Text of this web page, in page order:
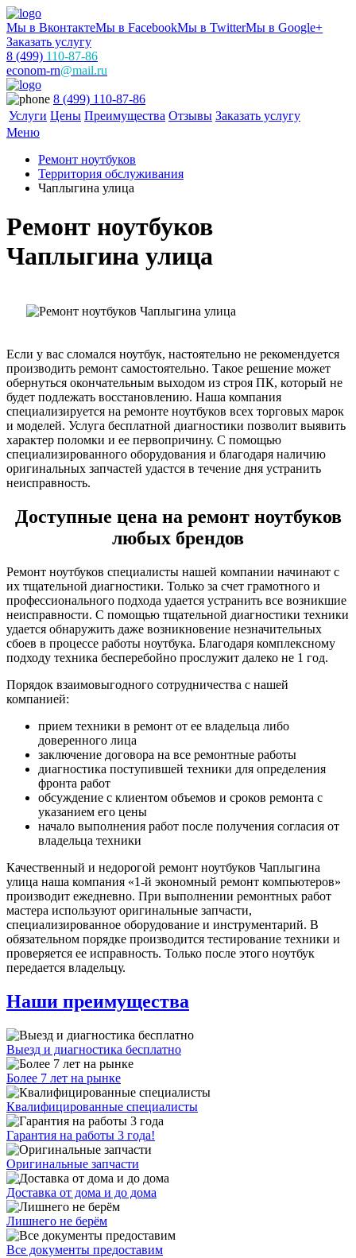
Мы в ВконтактеМы в FacebookМы в TwitterМы в Google+
Заказать услугу
8 (499) 110-87-86
econom-rn@mail.ru
8 (499) 110-87-86
Услуги Цены Преимущества Отзывы Заказать услугу
Меню
Ремонт ноутбуков
Территория обслуживания
Чаплыгина улица
Ремонт ноутбуков
Чаплыгина улица
Если у вас сломался ноутбук, настоятельно не рекомендуется
производить ремонт самостоятельно. Такое решение может
обернуться окончательным выходом из строя ПК, который не
будет подлежать восстановлению. Наша компания
специализируется на ремонте ноутбуков всех торговых марок
и моделей. Услуга бесплатной диагностики позволит выявить
характер поломки и ее первопричину. С помощью
специализированного оборудования и благодаря наличию
оригинальных запчастей удастся в течение дня устранить
неисправность.
Доступные цена на ремонт ноутбуков
любых брендов
Ремонт ноутбуков специалисты нашей компании начинают с
их тщательной диагностики. Только за счет грамотного и
профессионального подхода удается устранить все возникшие
неисправности. С помощью тщательной диагностики техники
удается обнаружить даже возникновение незначительных
сбоев в процессе работы ноутбука. Благодаря комплексному
подходу техника бесперебойно прослужит далеко не 1 год.
Порядок взаимовыгодного сотрудничества с нашей
компанией:
прием техники в ремонт от ее владельца либо
доверенного лица
заключение договора на все ремонтные работы
диагностика поступившей техники для определения
фронта работ
обсуждение с клиентом объемов и сроков ремонта с
указанием его цены
начало выполнения работ после получения согласия от
владельца техники
Качественный и недорогой ремонт ноутбуков Чаплыгина
улица наша компания «1-й экономный ремонт компьютеров»
производит ежедневно. При выполнении ремонтных работ
мастера используют оригинальные запчасти,
специализированное оборудование и инструментарий. В
обязательном порядке производится тестирование техники и
проверяется ее исправность. Только после этого ноутбук
передается владельцу.
Наши преимущества
Выезд и диагностика бесплатно
Более 7 лет на рынке
Квалифицированные специалисты
Гарантия на работы 3 года!
Оригинальные запчасти
Доставка от дома и до дома
Лишнего не берём
Все документы предоставим